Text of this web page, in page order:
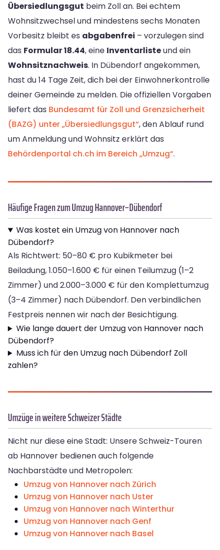
Übersiedlungsgut beim Zoll an. Bei echtem
Wohnsitzwechsel und mindestens sechs Monaten
Vorbesitz bleibt es abgabenfrei – vorzulegen sind
das Formular 18.44, eine Inventarlisteund ein
Wohnsitznachweis. In Dübendorf angekommen,
hast du 14 Tage Zeit, dich bei der Einwohnerkontrolle
deiner Gemeinde zu melden. Die offiziellen Vorgaben
liefert das Bundesamt für Zoll und Grenzsicherheit
(BAZG) unter „Übersiedlungsgut“, den Ablauf rund
um Anmeldung und Wohnsitz erklärt das
Behördenportal ch.ch im Bereich „Umzug“.
Häufige Fragen zum Umzug Hannover–Dübendorf
Was kostet ein Umzug von Hannover nach
Dübendorf?
Als Richtwert: 50–80 € pro Kubikmeter bei
Beiladung, 1.050–1.600 € für einen Teilumzug (1–2
Zimmer) und 2.000–3.000 € für den Komplettumzug
(3–4 Zimmer) nach Dübendorf. Den verbindlichen
Festpreis nennen wir nach der Besichtigung.
Wie lange dauert der Umzug von Hannover nach
Dübendorf?
Muss ich für den Umzug nach Dübendorf Zoll
zahlen?
Umzüge in weitere Schweizer Städte
Nicht nur diese eine Stadt: Unsere Schweiz-Touren
ab Hannover bedienen auch folgende
Nachbarstädte und Metropolen:
Umzug von Hannover nach Zürich
Umzug von Hannover nach Uster
Umzug von Hannover nach Winterthur
Umzug von Hannover nach Genf
Umzug von Hannover nach Basel